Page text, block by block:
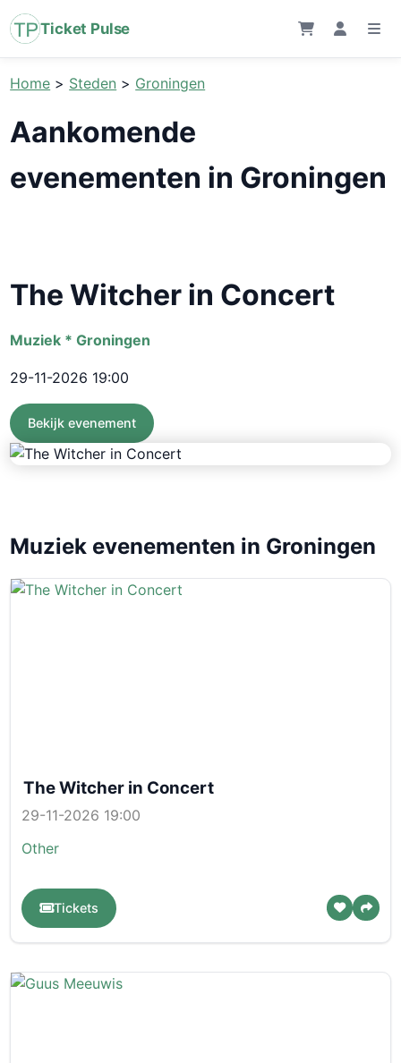
Ticket Pulse
Home > Steden > Groningen
Aankomende
evenementen in Groningen
The Witcher in Concert
Muziek * Groningen
29-11-2026 19:00
Bekijk evenement
Muziek evenementen in Groningen
The Witcher in Concert
29-11-2026 19:00
Other
Tickets